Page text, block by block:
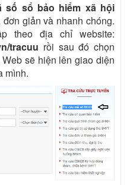
số sổ bảo hiểm xã hội
giản và nhanh chóng.
theo địa chỉ website:
tracuu rồi sau đó chọn
Web sẽ hiện lên giao diện
mình.